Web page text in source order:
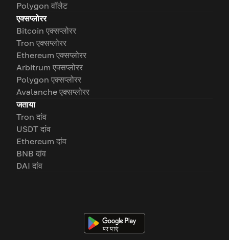
Polygon वॉलेट
एक्सप्लोरर
Bitcoin एक्सप्लोरर
Tron एक्सप्लोरर
Ethereum एक्सप्लोरर
Arbitrum एक्सप्लोरर
Polygon एक्सप्लोरर
Avalanche एक्सप्लोरर
जताया
Tron दांव
USDT दांव
Ethereum दांव
BNB दांव
DAI दांव